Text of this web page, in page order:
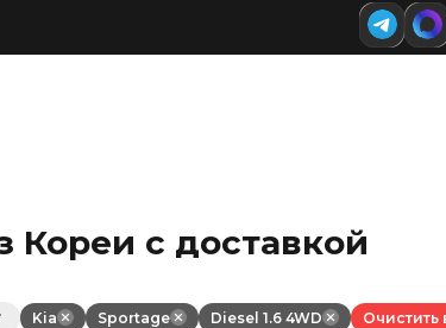
Кореи с доставкой
Kia Sportage Diesel 1.6 4WD Очистить